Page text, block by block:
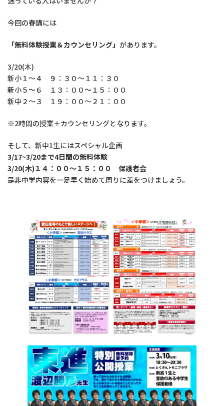
今回の春講には
「無料体験授業＆カウンセリング」 があります。
3/20(木)
新小１～４ ９：３０～１１：３０
新小５～６ １３：００～１５：００
新中２～３ １９：００～２１：００
※2時間の授業＋カウンセリングとなります。
そして、新中1生にはスペシャル企画
3/17~3/20まで4日間の無料体験
3/20(木)１４：００～１５：００ 保護者会
是非中学内容を一足早く始めて周りに差をつけましょう。